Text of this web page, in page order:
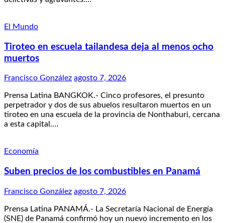
El Mundo
Tiroteo en escuela tailandesa deja al menos ocho
muertos
Francisco González agosto 7, 2026
Prensa Latina BANGKOK.- Cinco profesores, el presunto
perpetrador y dos de sus abuelos resultaron muertos en un
tiroteo en una escuela de la provincia de Nonthaburi, cercana
a esta capital.…
Economía
Suben precios de los combustibles en Panamá
Francisco González agosto 7, 2026
Prensa Latina PANAMÁ.- La Secretaría Nacional de Energía
(SNE) de Panamá confirmó hoy un nuevo incremento en los